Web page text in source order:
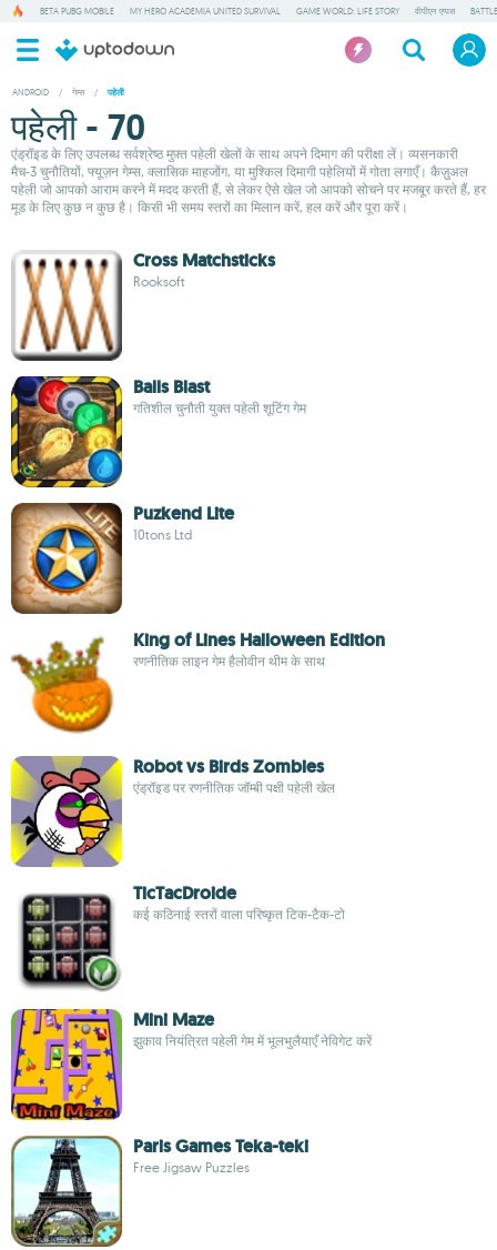
BETA PUBG MOBILE MY HERO ACADEMIA UNITED SURVIVAL GAME WORLD: LIFE STORY वीपीएन एप्पस
ANDROID / गेम्स / पहेली
पहेली - 70
एंड्रॉइड के लिए उपलब्ध सर्वश्रेष्ठ मुफ़्त पहेली खेलों के साथ अपने दिमाग की परीक्षा लें। व्यसनकारी
मैच-3 चुनौतियों, फ्यूज़न गेम्स, क्लासिक माहजोंग, या मुश्किल दिमागी पहेलियों में गोता लगाएँ। कैज़ुअल
पहेली जो आपको आराम करने में मदद करती हैं, से लेकर ऐसे खेल जो आपको सोचने पर मजबूर करते हैं, हर
मूड के लिए कुछ न कुछ है। किसी भी समय स्तरों का मिलान करें, हल करें और पूरा करें।
Cross Matchsticks
Rooksoft
Balls Blast
गतिशील चुनौती युक्त पहेली शूटिंग गेम
Puzkend Lite
10tons Ltd
King of Lines Halloween Edition
रणनीतिक लाइन गेम हैलोवीन थीम के साथ
Robot vs Birds Zombies
एंड्रॉइड पर रणनीतिक जॉम्बी पक्षी पहेली खेल
TicTacDroide
कई कठिनाई स्तरों वाला परिष्कृत टिक-टैक-टो
Mini Maze
झुकाव नियंत्रित पहेली गेम में भूलभुलैयाएँ नेविगेट करें
Paris Games Teka-teki
Free Jigsaw Puzzles